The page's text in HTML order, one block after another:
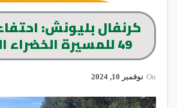
كرنفال بليونش:
49 للمسيرة الخضراء المظفرة
On نوفمبر 10, 2024